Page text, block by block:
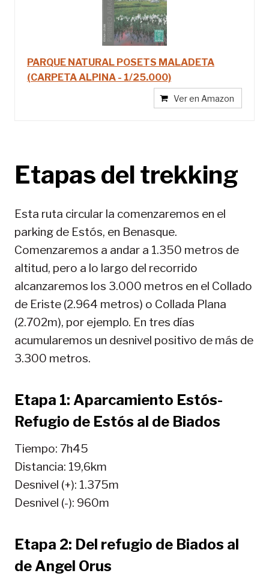
PARQUE NATURAL POSETS MALADETA
(CARPETA ALPINA - 1/25.000)
Ver en Amazon
Etapas del trekking
Esta ruta circular la comenzaremos en el
parking de Estós, en Benasque.
Comenzaremos a andar a 1.350 metros de
altitud, pero a lo largo del recorrido
alcanzaremos los 3.000 metros en el Collado
de Eriste (2.964 metros) o Collada Plana
(2.702m), por ejemplo. En tres días
acumularemos un desnivel positivo de más de
3.300 metros.
Etapa 1: Aparcamiento Estós-
Refugio de Estós al de Biados
Tiempo: 7h45
Distancia: 19,6km
Desnivel (+): 1.375m
Desnivel (-): 960m
Etapa 2: Del refugio de Biados al
de Angel Orus